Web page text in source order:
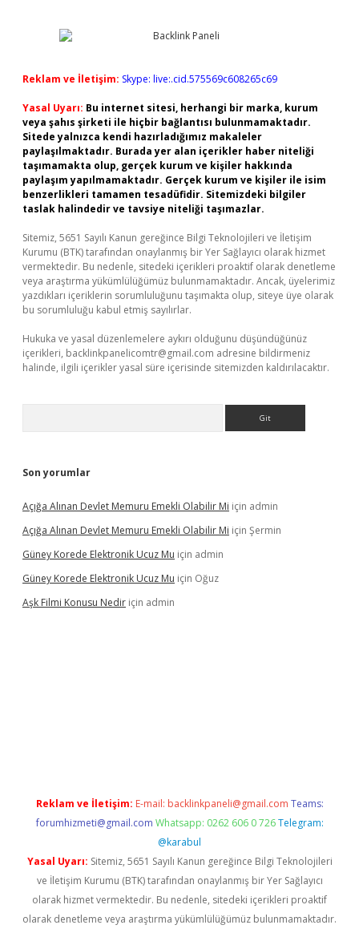
Reklam ve İletişim: Skype: live:.cid.575569c608265c69
Yasal Uyarı: Bu internet sitesi, herhangi bir marka, kurum
veya şahıs şirketi ile hiçbir bağlantısı bulunmamaktadır.
Sitede yalnızca kendi hazırladığımız makaleler
paylaşılmaktadır. Burada yer alan içerikler haber niteliği
taşımamakta olup, gerçek kurum ve kişiler hakkında
paylaşım yapılmamaktadır. Gerçek kurum ve kişiler ile isim
benzerlikleri tamamen tesadüfidir. Sitemizdeki bilgiler
taslak halindedir ve tavsiye niteliği taşımazlar.
Sitemiz, 5651 Sayılı Kanun gereğince Bilgi Teknolojileri ve İletişim
Kurumu (BTK) tarafından onaylanmış bir Yer Sağlayıcı olarak hizmet
vermektedir. Bu nedenle, sitedeki içerikleri proaktif olarak denetleme
veya araştırma yükümlülüğümüz bulunmamaktadır. Ancak, üyelerimiz
yazdıkları içeriklerin sorumluluğunu taşımakta olup, siteye üye olarak
bu sorumluluğu kabul etmiş sayılırlar.
Hukuka ve yasal düzenlemelere aykırı olduğunu düşündüğünüz
içerikleri, backlinkpanelicomtr@gmail.com adresine bildirmeniz
halinde, ilgili içerikler yasal süre içerisinde sitemizden kaldırılacaktır.
Son yorumlar
Açığa Alınan Devlet Memuru Emekli Olabilir Mi için admin
Açığa Alınan Devlet Memuru Emekli Olabilir Mi için Şermin
Güney Korede Elektronik Ucuz Mu için admin
Güney Korede Elektronik Ucuz Mu için Oğuz
Aşk Filmi Konusu Nedir için admin
Reklam ve İletişim: E-mail: backlinkpaneli@gmail.com Teams:
forumhizmeti@gmail.com Whatsapp: 0262 606 0 726 Telegram:
@karabul
Yasal Uyarı: Sitemiz, 5651 Sayılı Kanun gereğince Bilgi Teknolojileri
ve İletişim Kurumu (BTK) tarafından onaylanmış bir Yer Sağlayıcı
olarak hizmet vermektedir. Bu nedenle, sitedeki içerikleri proaktif
olarak denetleme veya araştırma yükümlülüğümüz bulunmamaktadır.